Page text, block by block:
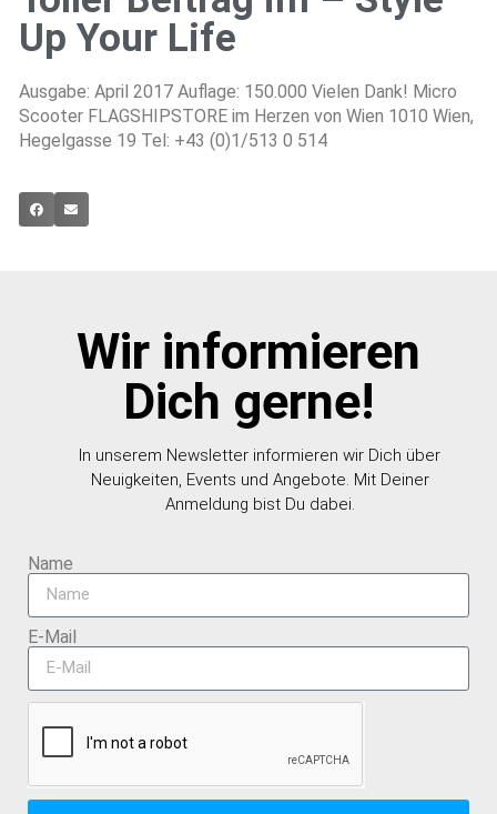
Up Your Life
Ausgabe: April 2017 Auflage: 150.000 Vielen Dank! Micro
Scooter FLAGSHIPSTORE im Herzen von Wien 1010 Wien,
Hegelgasse 19 Tel: +43 (0)1/513 0 514
Wir informieren
Dich gerne!
In unserem Newsletter informieren wir Dich über
Neuigkeiten, Events und Angebote. Mit Deiner
Anmeldung bist Du dabei.
Name
E-Mail